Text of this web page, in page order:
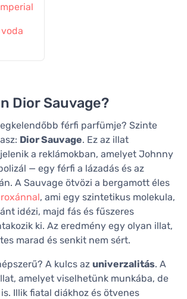
Dior Sauvage?
férfi parfümje? Szinte
Dior Sauvage. Ez az illat
a reklámokban, amelyet Johnny
— egy férfi a lázadás és az
A Sauvage ötvözi a bergamott éles
, ami egy szintetikus molekula,
idézi, majd fás és fűszeres
ki. Az eredmény egy olyan illat,
marad és senkit nem sért.
A kulcs az univerzalitás. A
amelyet viselhetünk munkába, de
Illik fiatal diákhoz és ötvenes